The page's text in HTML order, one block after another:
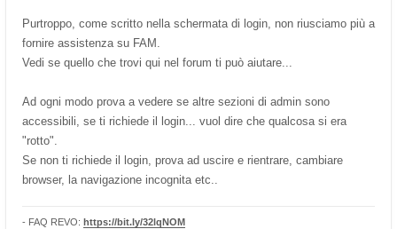
Purtroppo, come scritto nella schermata di login, non riusciamo più a
fornire assistenza su FAM.
Vedi se quello che trovi qui nel forum ti può aiutare...
Ad ogni modo prova a vedere se altre sezioni di admin sono
accessibili, se ti richiede il login... vuol dire che qualcosa si era
"rotto".
Se non ti richiede il login, prova ad uscire e rientrare, cambiare
browser, la navigazione incognita etc..
- FAQ REVO: https://bit.ly/32lqNOM